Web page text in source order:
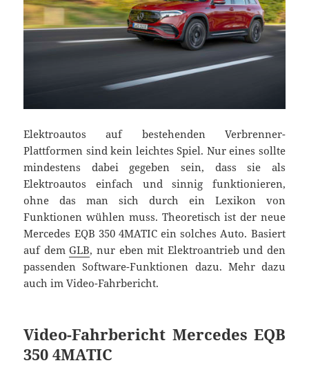
Elektroautos auf bestehenden Verbrenner-
Plattformen sind kein leichtes Spiel. Nur eines sollte
mindestens dabei gegeben sein, dass sie als
Elektroautos einfach und sinnig funktionieren,
ohne das man sich durch ein Lexikon von
Funktionen wühlen muss. Theoretisch ist der neue
Mercedes EQB 350 4MATIC ein solches Auto. Basiert
auf demGLB, nur eben mit Elektroantrieb und den
passenden Software-Funktionen dazu. Mehr dazu
auch im Video-Fahrbericht.
Video-Fahrbericht Mercedes EQB
350 4MATIC